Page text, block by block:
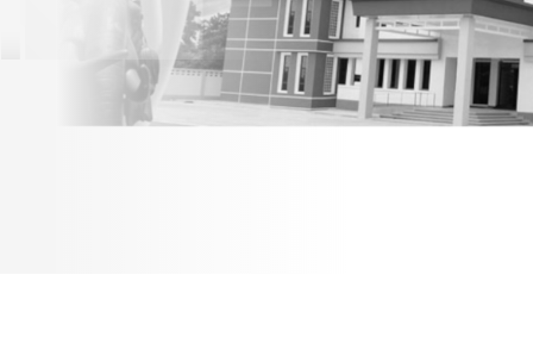
ทุกชนิดจากการปฏิบัติหน้าที่
12/01/65